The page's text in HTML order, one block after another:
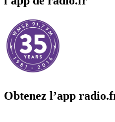
Obtenez l’app